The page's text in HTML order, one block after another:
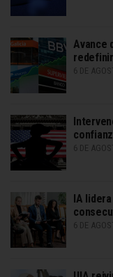
Avance
6 DE
6 DE
IA
6 DE